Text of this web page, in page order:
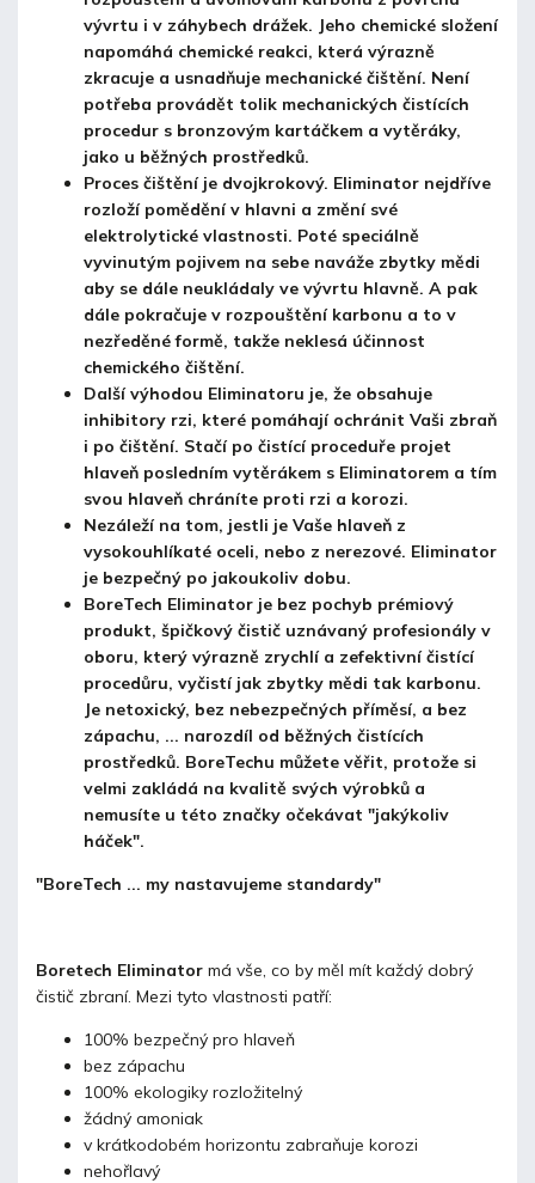
vývrtu i v záhybech drážek. Jeho chemické složení
napomáhá chemické reakci, která výrazně
zkracuje a usnadňuje mechanické čištění. Není
potřeba provádět tolik mechanických čistících
procedur s bronzovým kartáčkem a vytěráky,
jako u běžných prostředků.
Proces čištění je dvojkrokový. Eliminator nejdříve
rozloží pomědění v hlavni a změní své
elektrolytické vlastnosti. Poté speciálně
vyvinutým pojivem na sebe naváže zbytky mědi
aby se dále neukládaly ve vývrtu hlavně. A pak
dále pokračuje v rozpouštění karbonu a to v
nezředěné formě, takže neklesá účinnost
chemického čištění.
Další výhodou Eliminatoru je, že obsahuje
inhibitory rzi, které pomáhají ochránit Vaši zbraň
i po čištění. Stačí po čistící proceduře projet
hlaveň posledním vytěrákem s Eliminatorem a tím
svou hlaveň chráníte proti rzi a korozi.
Nezáleží na tom, jestli je Vaše hlaveň z
vysokouhlíkaté oceli, nebo z nerezové. Eliminator
je bezpečný po jakoukoliv dobu.
BoreTech Eliminator je bez pochyb prémiový
produkt, špičkový čistič uznávaný profesionály v
oboru, který výrazně zrychlí a zefektivní čistící
procedůru, vyčistí jak zbytky mědi tak karbonu.
Je netoxický, bez nebezpečných příměsí, a bez
zápachu, ... narozdíl od běžných čistících
prostředků. BoreTechu můžete věřit, protože si
velmi zakládá na kvalitě svých výrobků a
nemusíte u této značky očekávat "jakýkoliv
háček".
"BoreTech ... my nastavujeme standardy"
Boretech Eliminator má vše, co by měl mít každý dobrý
čistič zbraní. Mezi tyto vlastnosti patří:
100% bezpečný pro hlaveň
bez zápachu
100% ekologiky rozložitelný
žádný amoniak
v krátkodobém horizontu zabraňuje korozi
nehořlavý